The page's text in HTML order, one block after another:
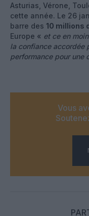
Asturias, Vérone,
cette année. Le 26
barre des 10 millions
Europe « et ce en
la confiance accordée
performance pour une
Vous